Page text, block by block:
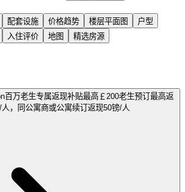
配套设施 价格趋势 楼层平面图
户型
入住评价 地图 精选房源
百万老生专属返现补贴最高￡200老生预订最高返
，同公寓商或公寓续订返现50镑/人